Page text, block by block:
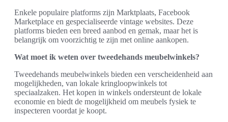
Enkele populaire platforms zijn Marktplaats, Facebook
Marketplace en gespecialiseerde vintage websites. Deze
platforms bieden een breed aanbod en gemak, maar het is
belangrijk om voorzichtig te zijn met online aankopen.
Wat moet ik weten over tweedehands meubelwinkels?
Tweedehands meubelwinkels bieden een verscheidenheid aan
mogelijkheden, van lokale kringloopwinkels tot
speciaalzaken. Het kopen in winkels ondersteunt de lokale
economie en biedt de mogelijkheid om meubels fysiek te
inspecteren voordat je koopt.